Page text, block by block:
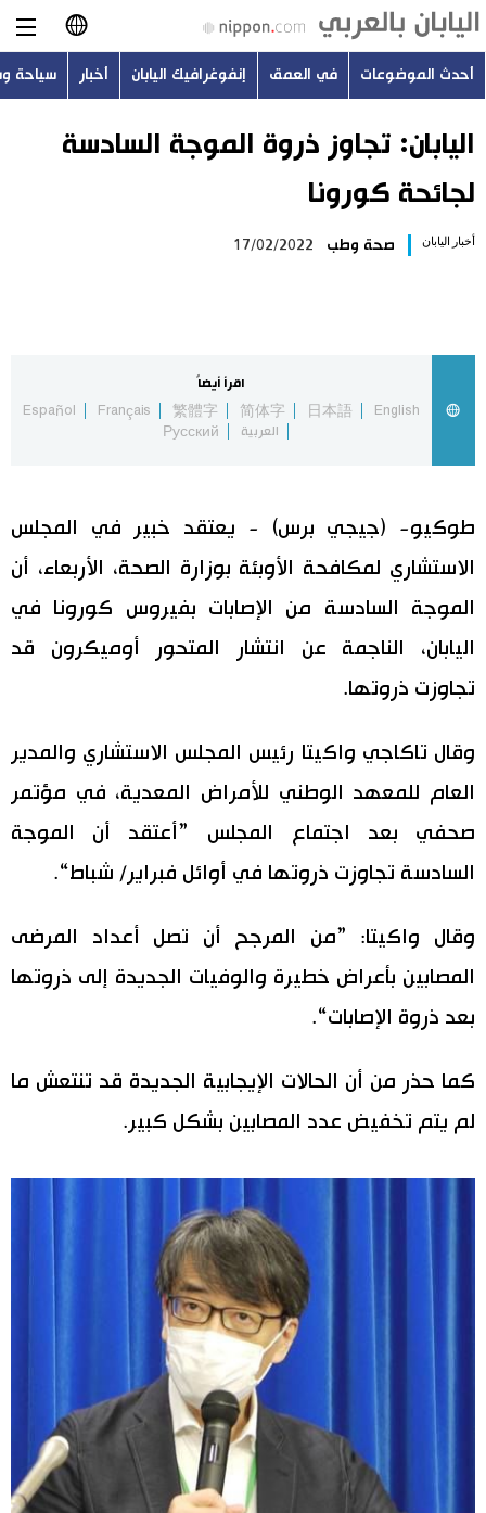
日本語
English
Русский
أحدث الموضوعات
اليابان في فيديو
مانغا وأنيمي
علوم وتكنولوجيا
الأقسام
صور
أشخاص
سياسة
اقتصاد
مجتمع
ثقافة
الأكثر تفاعلا
اللغة اليابانية
المطبخ الياباني
تواصل معنا
أحدث الموضوعات في العمق إنفوغرافيك اليابان أخبار سياحة
اليابان: تجاوز ذروة الموجة السادسة
لجائحة كورونا
أخبار اليابان صحة وطب 17/02/2022
اقرأ أيضاً
English
日本語
简体字
繁體字
Français
Español
العربية
Русский
طوكيو- (جيجي برس) - يعتقد خبير في المجلس
الاستشاري لمكافحة الأوبئة بوزارة الصحة، الأربعاء، أن
الموجة السادسة من الإصابات بفيروس كورونا في
اليابان، الناجمة عن انتشار المتحور أوميكرون قد
تجاوزت ذروتها.
وقال تاكاجي واكيتا رئيس المجلس الاستشاري والمدير
العام للمعهد الوطني للأمراض المعدية، في مؤتمر
صحفي بعد اجتماع المجلس ”أعتقد أن الموجة
السادسة تجاوزت ذروتها في أوائل فبراير/ شباط“.
وقال واكيتا: ”من المرجح أن تصل أعداد المرضى
المصابين بأعراض خطيرة والوفيات الجديدة إلى ذروتها
بعد ذروة الإصابات“.
كما حذر من أن الحالات الإيجابية الجديدة قد تنتعش ما
لم يتم تخفيض عدد المصابين بشكل كبير.